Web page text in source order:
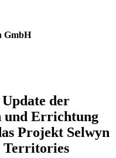
GmbH
der
und Errichtung
Projekt Selwyn
Territories